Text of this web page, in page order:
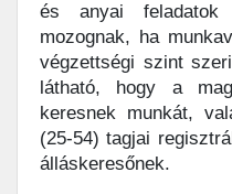
és anyai feladatok
mozognak, ha
végzettségi szint
látható, hogy a
keresnek munkát,
(25-54) tagjai
álláskeresőnek.